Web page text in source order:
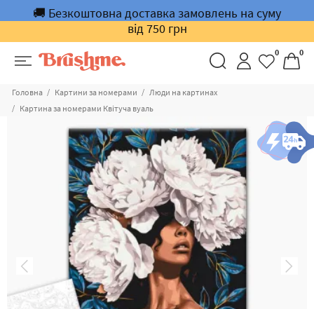
🚚 Безкоштовна доставка замовлень на суму
від 750 грн
0 0
Головна Картини за номерами
Люди на картинах
Картина за номерами Квітуча вуаль